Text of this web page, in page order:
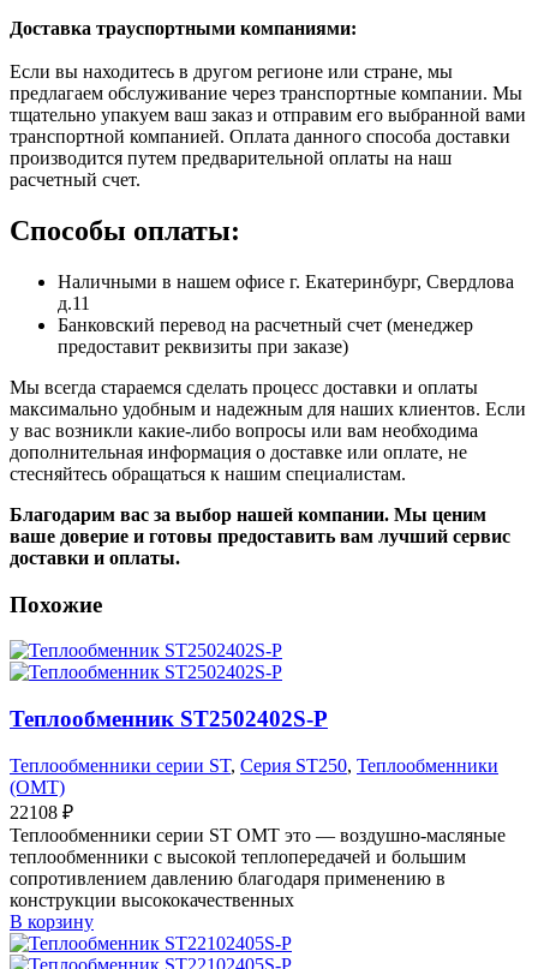
Доставка траyспортными компаниями:
Если вы находитесь в другом регионе или стране, мы
предлагаем обслуживание через транспортные компании. Мы
тщательно упакуем ваш заказ и отправим его выбранной вами
транспортной компанией. Оплата данного способа доставки
производится путем предварительной оплаты на наш
расчетный счет.
Способы оплаты:
Наличными в нашем офисе г. Екатеринбург, Свердлова
д.11
Банковский перевод на расчетный счет (менеджер
предоставит реквизиты при заказе)
Мы всегда стараемся сделать процесс доставки и оплаты
максимально удобным и надежным для наших клиентов. Если
у вас возникли какие-либо вопросы или вам необходима
дополнительная информация о доставке или оплате, не
стесняйтесь обращаться к нашим специалистам.
Благодарим вас за выбор нашей компании. Мы ценим
ваше доверие и готовы предоставить вам лучший сервис
доставки и оплаты.
Похожие
Теплообменник ST2502402S-P
Теплообменники серии ST, Серия ST250, Теплообменники
(OMT)
22108 ₽
Теплообменники серии ST OMT это — воздушно-масляные
теплообменники с высокой теплопередачей и большим
сопротивлением давлению благодаря применению в
конструкции высококачественных
В корзину